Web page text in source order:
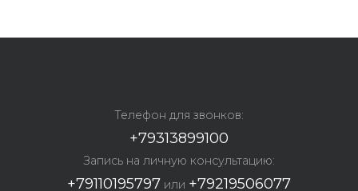
Телефон для звонков:
+79313899100
Запись на личную консультацию:
+79110195797 или +79219506077